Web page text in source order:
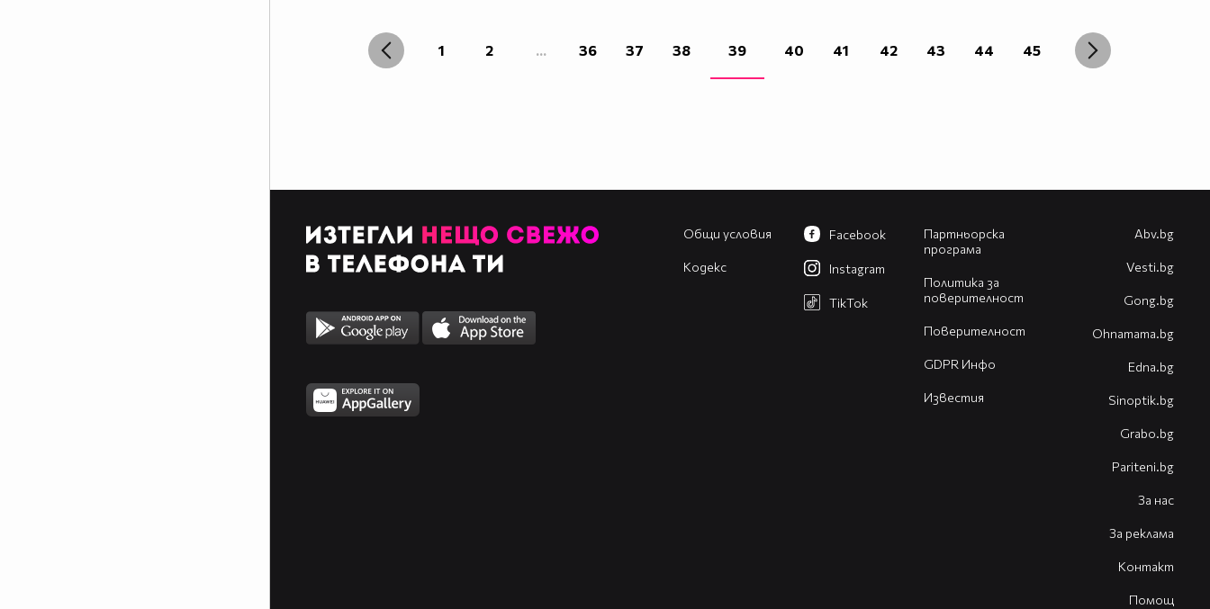
1 2 ... 36 37 38 39 40 41 42 43 44 45
Общи условия
Кодекс
Партньорска
програма
Политика за
поверителност
Поверителност
GDPR Инфо
Известия
Facebook
Instagram
TikTok
Abv.bg
Vesti.bg
Gong.bg
Оhnamama.bg
Edna.bg
Sinoptik.bg
Grabo.bg
Pariteni.bg
За нас
За реклама
Контакт
Помощ